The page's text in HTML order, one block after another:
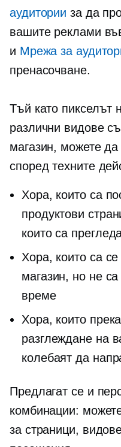
аудитории за да
вашите реклами
и Мрежа за
пренасочване.
Тъй като пикселът
различни видове
магазин, можете да
според техните
Хора, които са
продуктови
които са
Хора, които са
магазин, но не
време
Хора, които
разглеждане на
колебаят да
Предлагат се и
комбинации:
за страници,